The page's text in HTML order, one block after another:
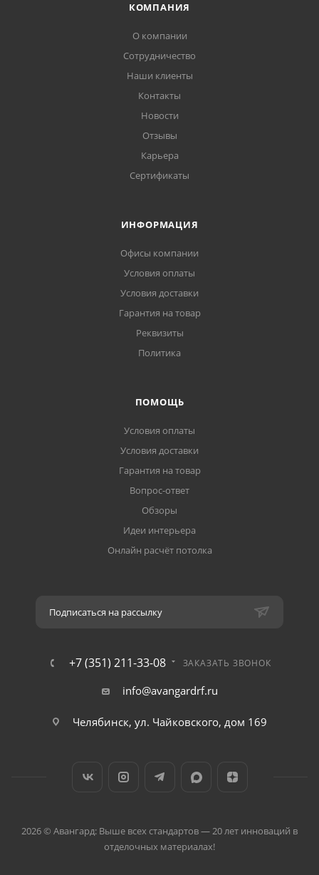
КОМПАНИЯ
О компании
Сотрудничество
Наши клиенты
Контакты
Новости
Отзывы
Карьера
Сертификаты
ИНФОРМАЦИЯ
Офисы компании
Условия оплаты
Условия доставки
Гарантия на товар
Реквизиты
Политика
ПОМОЩЬ
Условия оплаты
Условия доставки
Гарантия на товар
Вопрос-ответ
Обзоры
Идеи интерьера
Онлайн расчёт потолка
Подписаться на рассылку
+7 (351) 211-33-08 ЗАКАЗАТЬ ЗВОНОК
info@avangardrf.ru
Челябинск, ул. Чайковского, дом 169
2026 © Авангард: Выше всех стандартов — 20 лет инноваций в
отделочных материалах!